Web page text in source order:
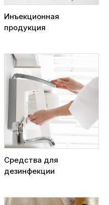
Инъекционная
продукция
Средства для
дезинфекции